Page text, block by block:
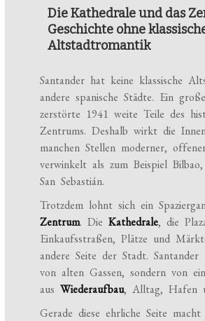
Die Kathedrale und das
Geschichte ohne
Altstadtromantik
Santander hat keine klassische
andere spanische Städte. Ein
zerstörte 1941 weite Teile des
Zentrums. Deshalb wirkt die
manchen Stellen moderner,
verwinkelt als zum Beispiel
San Sebastián.
Trotzdem lohnt sich ein
Zentrum. DieKathedrale, die
Einkaufsstraßen, Plätze und
andere Seite der Stadt.
von alten Gassen, sondern von
ausWiederaufbau, Alltag, Hafen
Gerade diese ehrliche Seite